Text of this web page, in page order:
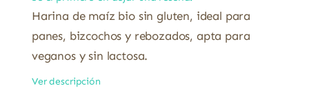
Harina de maíz bio sin gluten, ideal para
panes, bizcochos y rebozados, apta para
veganos y sin lactosa.
Ver descripción